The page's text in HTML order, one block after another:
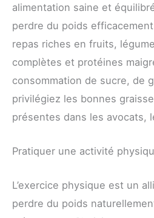
alimentation saine et
perdre du poids
repas riches en fruits,
complètes et protéines
consommation de sucre, de
privilégiez les bonnes
présentes dans les avocats,
Pratiquer une activité
L’exercice physique est un
perdre du poids